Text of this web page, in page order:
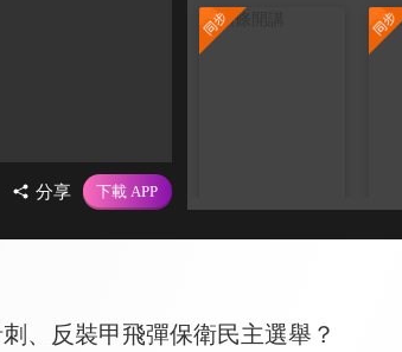
分享
、反裝甲飛彈保衛民主選舉？